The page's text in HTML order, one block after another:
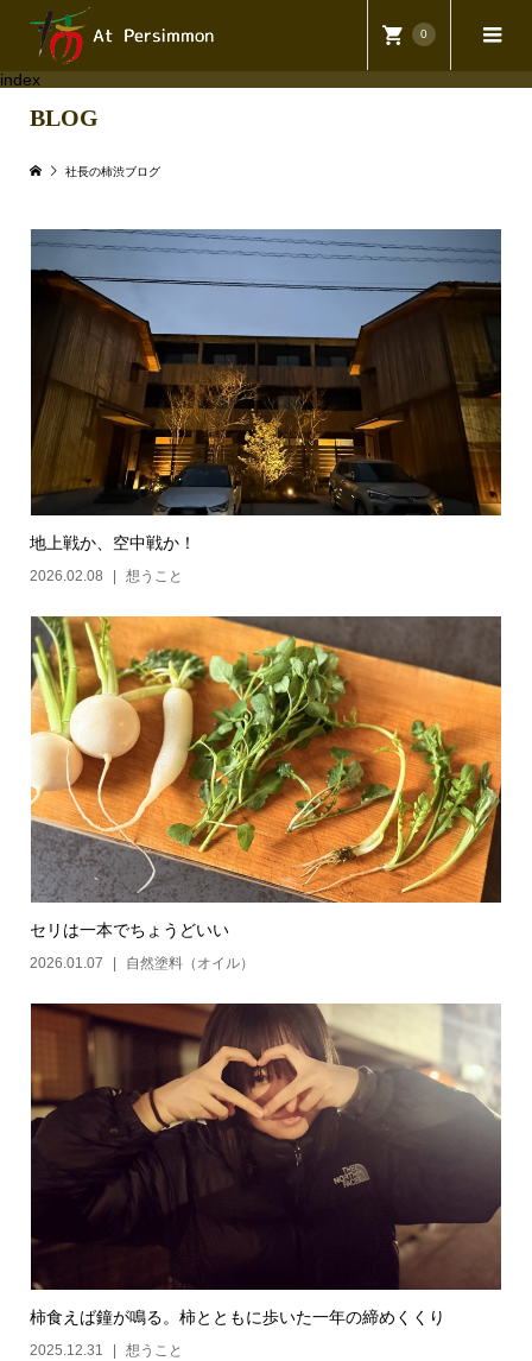
0
index
BLOG
社長の柿渋ブログ
地上戦か、空中戦か！
2026.02.08 想うこと
セリは一本でちょうどいい
2026.01.07 自然塗料（オイル）
柿食えば鐘が鳴る。柿とともに歩いた一年の締めくくり
2025.12.31 想うこと